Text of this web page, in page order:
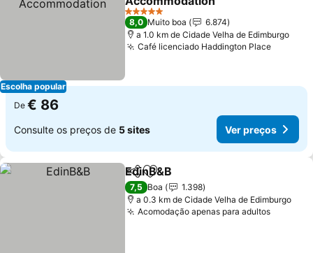
Escolha popular
Ver preços
5 Estrelas
8,0 Muito boa
6.874
a 1.0 km de Cidade Velha de Edimburgo
Café licenciado Haddington PlaceVer
De € 86
Consulte os preços de 5 sites Ver preços
PartilharAdicionar aos favoritos
EdinB&B
7,5 Boa
1.398
a 0.3 km de Cidade Velha de Edimburgo
Acomodação apenas para adultosVer